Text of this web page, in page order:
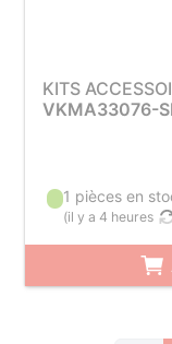
KITS
VKMA33076-
1 pièces en
(il y a 4 heures